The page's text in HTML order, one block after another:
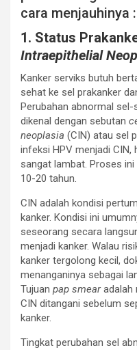
cara menjauhinya :
1. Status
Intraepithelial
Kanker serviks butuh
sehat ke sel prakanker
Perubahan abnormal sel-
dikenal dengan sebutan
neoplasia (CIN) atau sel
infeksi HPV menjadi CIN,
sangat lambat. Proses
10-20 tahun.
CIN adalah kondisi
kanker. Kondisi ini
seseorang secara
menjadi kanker. Walau
kanker tergolong kecil,
menanganinya sebagai
Tujuan pap smearadalah
CIN ditangani sebelum
kanker.
Tingkat perubahan sel